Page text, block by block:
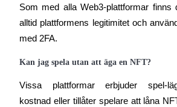
Som med alla Web3-plattformar finns
alltid plattformens legitimitet och
med 2FA.
Kan jag spela utan att äga en NFT?
Vissa plattformar erbjuder spel-
kostnad eller tillåter spelare att låna